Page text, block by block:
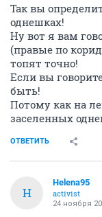
Так вы
однешках!
Ну вот я вам
(правые по
топят точно!
Если вы
быть!
Потому как на
заселенных
ОТВЕТИТЬ
H
Helena95
activist
24 ноября